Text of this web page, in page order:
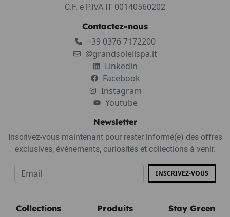
C.F. e P.IVA IT 00140560202
Contactez-nous
+39 0376 7172200
@grandsoleilspa.it
Linkedin
Facebook
Instagram
Youtube
Newsletter
Inscrivez-vous maintenant pour rester informé(e) des offres
exclusives, événements, curiosités et collections à venir.
INSCRIVEZ-VOUS
Collections Produits Stay Green